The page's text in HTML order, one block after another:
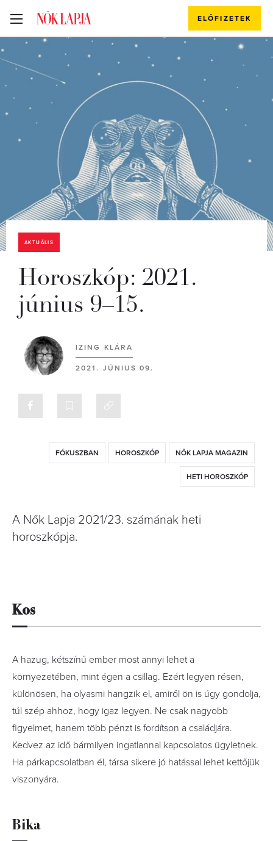
ELŐFIZETEK
AKTUÁLIS
Horoszkóp: 2021.
június 9–15.
IZING KLÁRA
2021. JÚNIUS 09.
FÓKUSZBAN HOROSZKÓP NŐK LAPJA MAGAZIN
HETI HOROSZKÓP
A Nők Lapja 2021/23. számának heti
horoszkópja.
Kos
A hazug, kétszínű ember most annyi lehet a
környezetében, mint égen a csillag. Ezért legyen résen,
különösen, ha olyasmi hangzik el, amiről ön is úgy gondolja,
túl szép ahhoz, hogy igaz legyen. Ne csak nagyobb
figyelmet, hanem több pénzt is fordítson a családjára.
Kedvez az idő bármilyen ingatlannal kapcsolatos ügyletnek.
Ha párkapcsolatban él, társa sikere jó hatással lehet kettőjük
viszonyára.
Bika